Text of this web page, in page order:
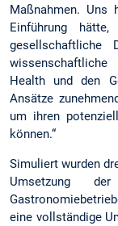
Maßnahmen. Uns
Einführung
gesellschaftliche
Health und den
Ansätze
um ihren
können.“
Simuliert wurden
Umsetzung
eine vollständige